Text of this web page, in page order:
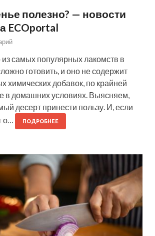
полезно? — новости
ECOportal
самых популярных лакомств в
готовить, и оно не содержит
химических добавок, по крайней
в домашних условиях. Выясняем,
десерт принести пользу. И, если
о…
ПОДРОБНЕЕ